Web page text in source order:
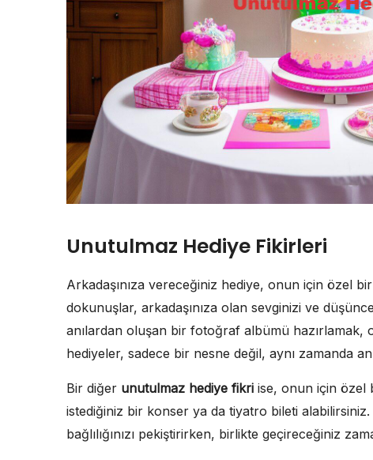
Unutulmaz Hediye Fikirleri
Arkadaşınıza vereceğiniz hediye, onun için özel
dokunuşlar, arkadaşınıza olan sevginizi ve
anılardan oluşan bir fotoğraf albümü hazırlamak,
hediyeler, sadece bir nesne değil, aynı zamanda
Bir diğer unutulmaz hediye fikri ise, onun için özel
istediğiniz bir konser ya da tiyatro bileti
bağlılığınızı pekiştirirken, birlikte geçireceğiniz